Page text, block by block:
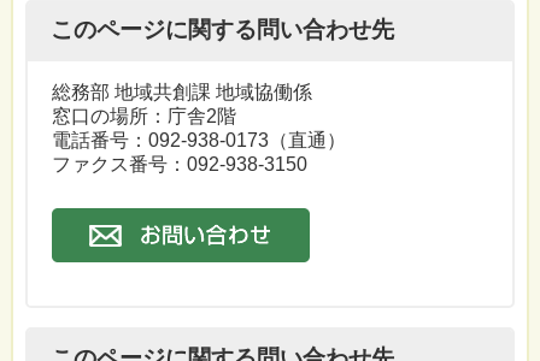
このページに関する問い合わせ先
総務部 地域共創課 地域協働係
窓口の場所：庁舎2階
電話番号： 092-938-0173（直通）
ファクス番号：092-938-3150